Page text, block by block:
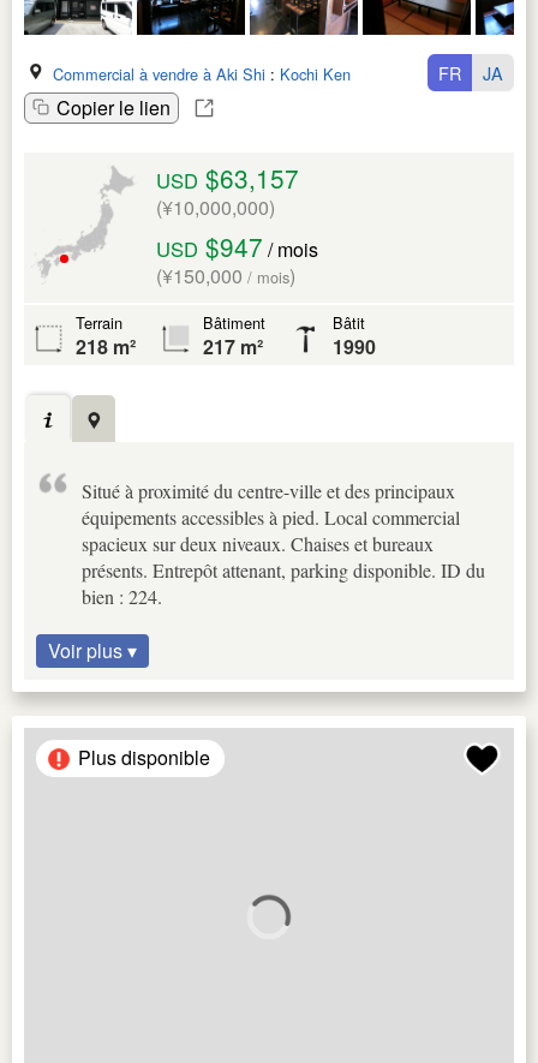
Commercial à vendre à Aki Shi : Kochi Ken
Copier le lien
FR JA
USD $63,157
(¥10,000,000)
USD $947 / mois
(¥150,000 / mois)
Terrain
218 m²
Bâtiment
217 m²
Bâtit
1990
Situé à proximité du centre-ville et des principaux
équipements accessibles à pied. Local commercial
spacieux sur deux niveaux. Chaises et bureaux
présents. Entrepôt attenant, parking disponible. ID du
bien : 224.
Voir plus ▾
Plus disponible